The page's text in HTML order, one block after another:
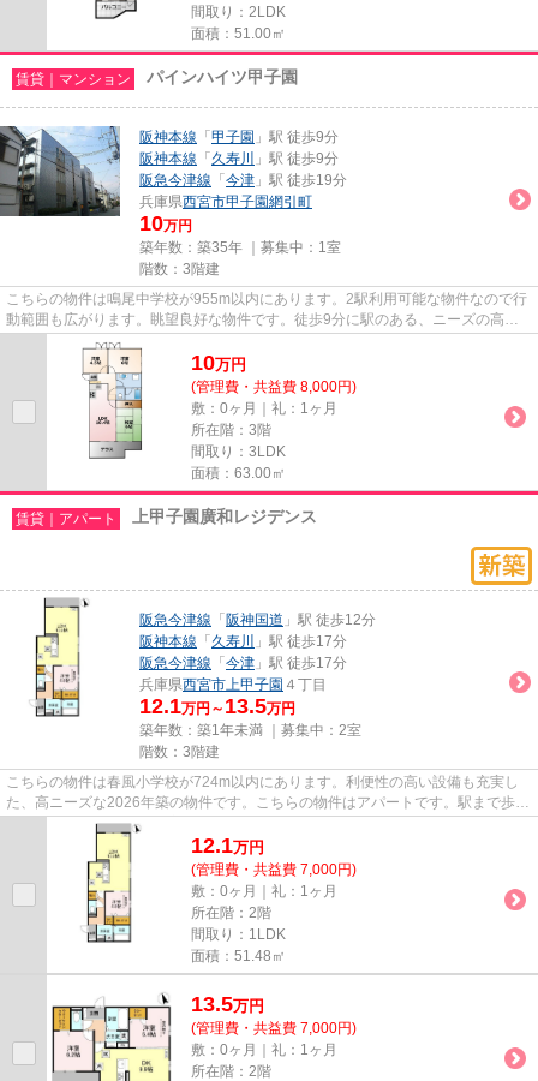
間取り：2LDK
面積：51.00㎡
賃貸｜マンション パインハイツ甲子園
阪神本線 「 甲子園 」駅 徒歩9分
阪神本線 「 久寿川
」駅 徒歩9分
阪急今津線 「 今津 」駅 徒歩19分
兵庫県西宮市甲子園網引町
10万円
築年数：築35年 ｜募集中： 1室
階数：3階建
こちらの物件は鳴尾中学校が955m以内にあります。2駅利用可能な物件なので行
動範囲も広がります。眺望良好な物件です。徒歩9分に駅のある、ニーズの高い
物件です。たくさんの物件をご...
10万円
(管理費・共益費 8,000円)
敷：0ヶ月｜礼：1ヶ月
所在階：3階
間取り：3LDK
面積：63.00㎡
賃貸｜アパート 上甲子園廣和レジデンス
阪急今津線 「 阪神国道 」駅 徒歩12分
阪神本線 「 久寿川
」駅 徒歩17分
阪急今津線 「 今津 」駅 徒歩17分
兵庫県西宮市上甲子園 ４丁目
12.1万円～ 13.5万円
築年数：築1年未満 ｜募集中： 2室
階数：3階建
こちらの物件は春風小学校が724m以内にあります。利便性の高い設備も充実し
た、高ニーズな2026年築の物件です。こちらの物件はアパートです。駅まで歩い
て12分ほどの、魅力的な立地の...
12.1万円
(管理費・共益費 7,000円)
敷：0ヶ月｜礼：1ヶ月
所在階：2階
間取り：1LDK
面積：51.48㎡
13.5万円
(管理費・共益費 7,000円)
敷：0ヶ月｜礼：1ヶ月
所在階：2階